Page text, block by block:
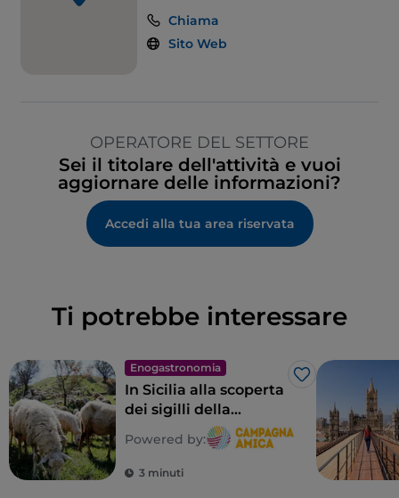
Chiama
Sito Web
OPERATORE DEL SETTORE
Sei il titolare dell'attività e vuoi
aggiornare delle informazioni?
Accedi alla tua area riservata
Ti potrebbe interessare
Enogastronomia
Like
In Sicilia alla scoperta
dei sigilli della
biodiversità
contadina
Powered by:
3 minuti